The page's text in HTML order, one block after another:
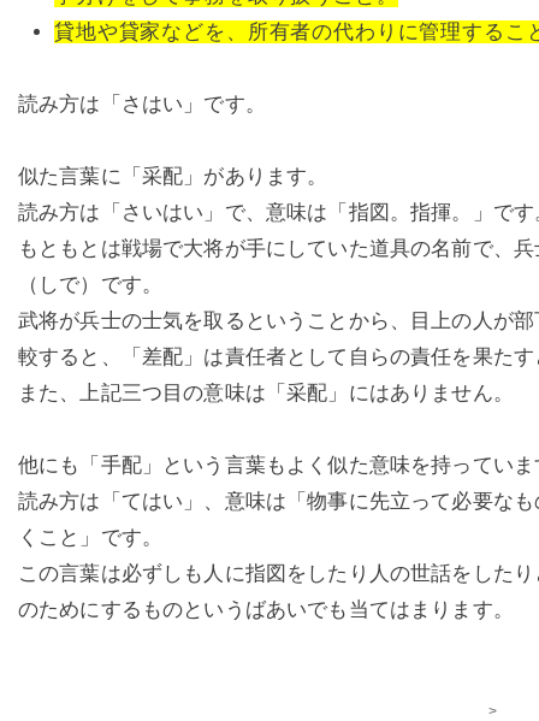
貸地や貸家などを、所有者の代わりに管理するこ
読み方は「さはい」です。
似た言葉に「采配」があります。
読み方は「さいはい」で、意味は「指図。指揮。」です
もともとは戦場で大将が手にしていた道具の名前で、
（しで）です。
武将が兵士の士気を取るということから、目上の人が
較すると、「差配」は責任者として自らの責任を果た
また、上記三つ目の意味は「采配」にはありません。
他にも「手配」という言葉もよく似た意味を持っていま
読み方は「てはい」、意味は「物事に先立って必要な
くこと」です。
この言葉は必ずしも人に指図をしたり人の世話をした
のためにするものというばあいでも当てはまります。
>